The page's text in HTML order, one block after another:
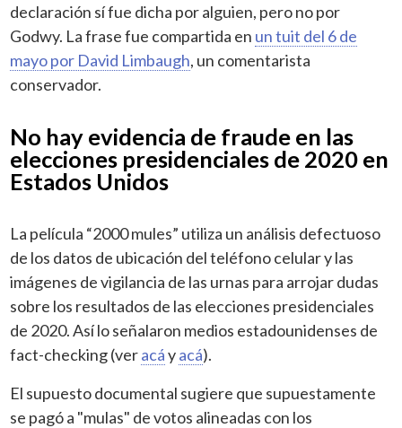
declaración sí fue dicha por alguien, pero no por
Godwy. La frase fue compartida en un tuit del 6 de
mayo por David Limbaugh, un comentarista
conservador.
No hay evidencia de fraude en las
elecciones presidenciales de 2020 en
Estados Unidos
La película “2000 mules” utiliza un análisis defectuoso
de los datos de ubicación del teléfono celular y las
imágenes de vigilancia de las urnas para arrojar dudas
sobre los resultados de las elecciones presidenciales
de 2020. Así lo señalaron medios estadounidenses de
fact-checking (veracáyacá).
El supuesto documental sugiere que supuestamente
se pagó a "mulas" de votos alineadas con los